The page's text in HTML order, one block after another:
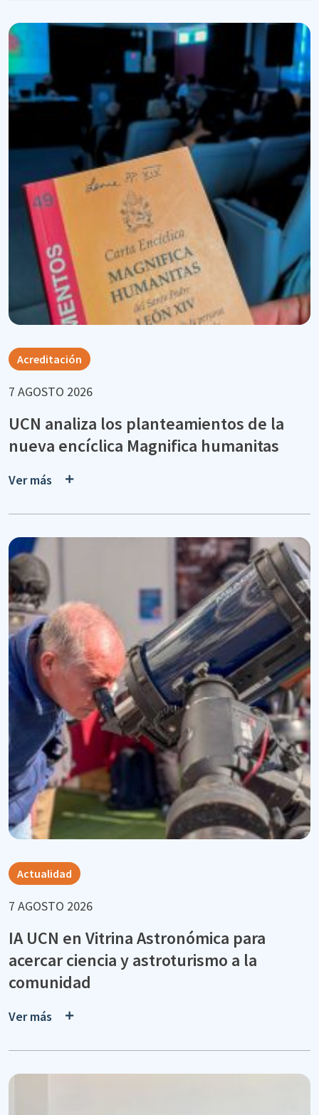
Acreditación
7 AGOSTO 2026
UCN analiza los planteamientos de la
nueva encíclica Magnifica humanitas
Ver más
Actualidad
7 AGOSTO 2026
IA UCN en Vitrina Astronómica para
acercar ciencia y astroturismo a la
comunidad
Ver más